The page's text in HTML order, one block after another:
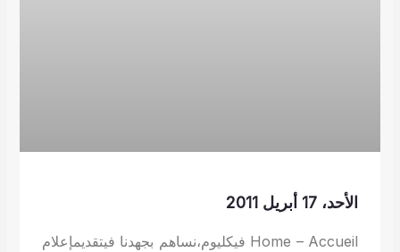
الأحد، 17 أبريل 2011
Home – Accueil فيكليوم،نساهم بجهدنا فيتقديمإعلام